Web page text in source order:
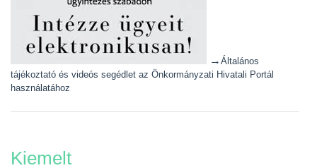
→ Általános
tájékoztató és videós segédlet az Önkormányzati Hivatali Portál
használatához
Kiemelt